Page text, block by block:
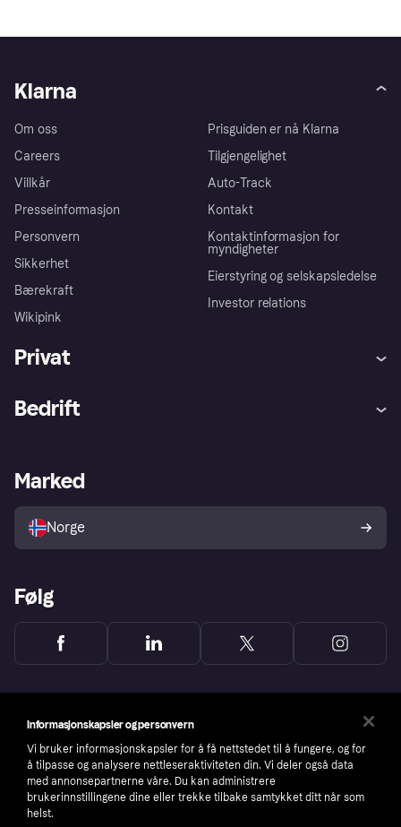
Klarna
Om oss
Careers
Villkår
Presseinformasjon
Personvern
Sikkerhet
Bærekraft
Wikipink
Prisguiden er nå Klarna
Tilgjengelighet
Auto-Track
Kontakt
Kontaktinformasjon for
myndigheter
Eierstyring og selskapsledelse
Investor relations
Privat
Utforsk butikker
Bedrift
Merchant portal
Marked
Norge
Følg
Informasjonskapsler og personvern
Vi bruker informasjonskapsler for å få nettstedet til å fungere, og for
å tilpasse og analysere nettleseraktiviteten din. Vi deler også data
med annonsepartnerne våre. Du kan administrere
brukerinnstillingene dine eller trekke tilbake samtykket ditt når som
helst.